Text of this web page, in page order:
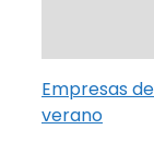
Empresas
verano